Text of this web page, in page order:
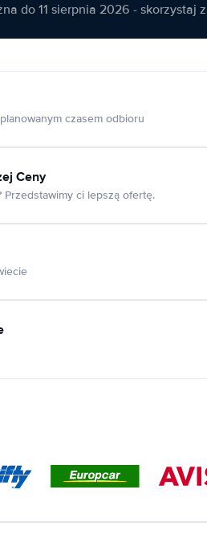
do 11 sierpnia 2026 - skorzystaj
czasem odbioru
Ceny
Przedstawimy ci lepszą ofertę.